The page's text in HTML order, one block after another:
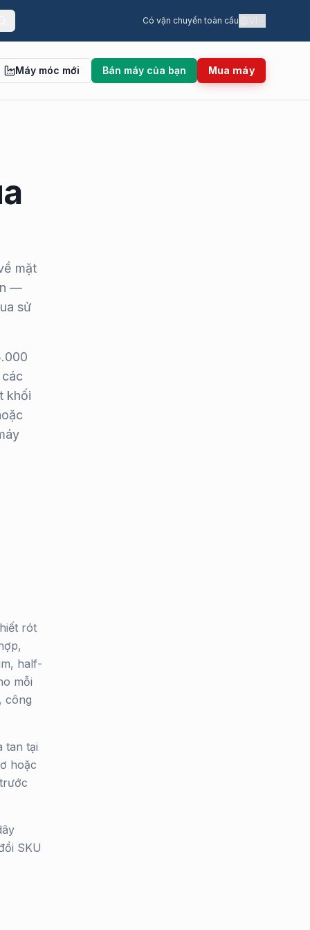
Có vận chuyển toàn cầu
Máy móc mới Bán máy của bạn Mua máy
mặt
—
sử
khối
rót
half-
mỗi
công
tan tại
hoặc
SKU